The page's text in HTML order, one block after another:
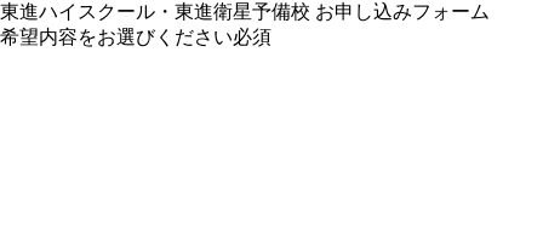
東進ハイスクール・東進衛星予備校 お申し込みフォーム
希望内容をお選びください必須